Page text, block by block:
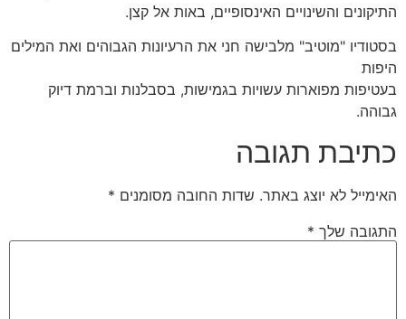
התיקונים והשינויים האינסופיים, באות אל קצן.
בסטודיו "מוטיב" מלבישה חני את הרעיונות הגבוהים ואת המילים
היפות
בעטיפות מפוארות עשויות בגמישות, בסבלנות וברמת דיוק
גבוהה.
כתיבת תגובה
האימייל לא יוצג באתר. שדות החובה מסומנים *
התגובה שלך *